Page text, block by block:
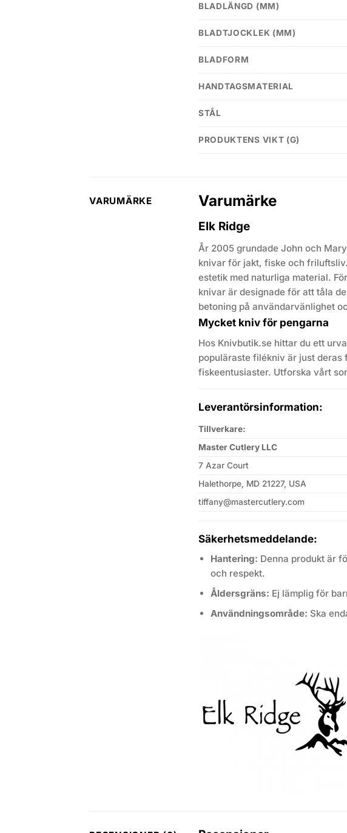
BLADLÄNGD (MM)
BLADTJOCKLEK (MM)
BLADFORM
HANDTAGSMATERIAL
STÅL
PRODUKTENS VIKT (G)
VARUMÄRKE Varumärke
Elk Ridge
År 2005 grundade John och
knivar för jakt, fiske och
estetik med naturliga material.
knivar är designade för att tåla
betoning på användarvänlighet
Mycket kniv för pengarna
Hos Knivbutik.se hittar du ett
populäraste filékniv är just
fiskeentusiaster. Utforska vårt
Leverantörsinformation:
Tillverkare:
Master Cutlery LLC
7 Azar Court
Halethorpe, MD 21227, USA
tiffany@mastercutlery.com
Säkerhetsmeddelande:
Hantering: Denna produkt är
och respekt.
Åldersgräns: Ej lämplig för
Användningsområde: Ska